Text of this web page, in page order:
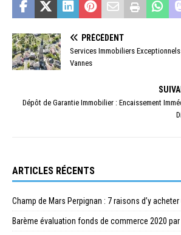
PRÉCÉDENT
Services Immobiliers
Vannes
Dépôt de Garantie Immobilier : Encaissement
ARTICLES RÉCENTS
Champ de Mars Perpignan : 7 raisons d’y acheter
Barème évaluation fonds de commerce 2020